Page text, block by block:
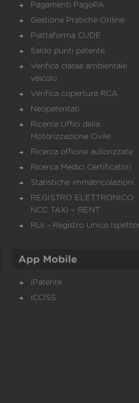
Pagamenti PagoPA
Gestione Pratiche Online
Piattaforma CUDE
Saldo punti patente
Verifica classe ambientale
veicolo
Verifica copertura RCA
Neopatentati
Ricerca Uffici della
Motorizzazione Civile
Ricerca officine autorizzate
Ricerca Medici Certificatori
Statistiche immatricolazioni
REGISTRO ELETTRONICO
NCC TAXI – RENT
RUI - Registro Unico
App Mobile
iPatente
iCCISS